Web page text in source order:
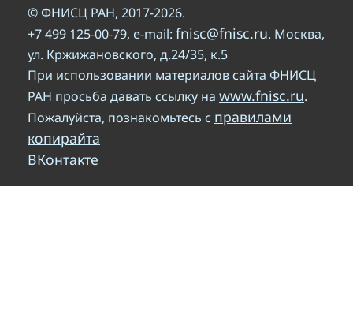
© ФНИСЦ РАН, 2017-2026.
+7 499 125-00-79, e-mail: fnisc@fnisc.ru. Москва,
ул. Кржижановского, д.24/35, к.5
При использовании материалов сайта ФНИСЦ
РАН просьба давать ссылку на www.fnisc.ru.
Пожалуйста, познакомьтесь с правилами
копирайта
ВКонтакте